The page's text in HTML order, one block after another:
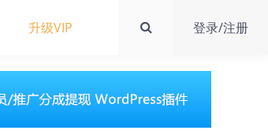
升级VIP 登录/注册